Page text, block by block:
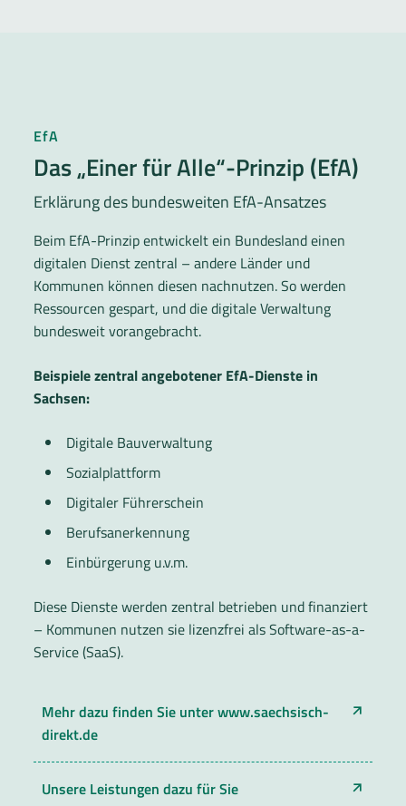
Das „Einer für Alle“-Prinzip (EfA)
Erklärung des bundesweiten EfA-Ansatzes
EfA
Beim EfA-Prinzip entwickelt ein Bundesland einen
digitalen Dienst zentral – andere Länder und
Kommunen können diesen nachnutzen. So werden
Ressourcen gespart, und die digitale Verwaltung
bundesweit vorangebracht.
Beispiele zentral angebotener EfA-Dienste in
Sachsen:
Digitale Bauverwaltung
Sozialplattform
Digitaler Führerschein
Berufsanerkennung
Einbürgerung u.v.m.
Diese Dienste werden zentral betrieben und finanziert
– Kommunen nutzen sie lizenzfrei als Software-as-a-
Service (SaaS).
Mehr dazu finden Sie unter www.saechsisch-
direkt.de
Unsere Leistungen dazu für Sie